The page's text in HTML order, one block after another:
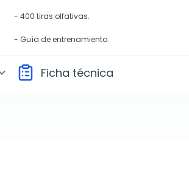
- 400 tiras olfativas.
- Guía de entrenamiento.
Ficha técnica